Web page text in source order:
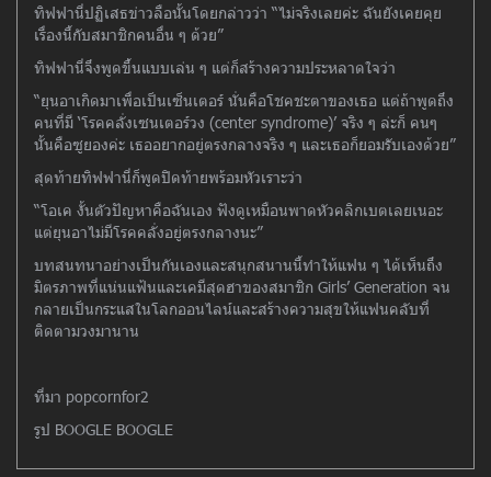
ทิฟฟานี่ปฏิเสธข่าวลือนั้นโดยกล่าวว่า “ไม่จริงเลยค่ะ ฉันยังเคยคุย
เรื่องนี้กับสมาชิกคนอื่น ๆ ด้วย”
ทิฟฟานี่จึงพูดขึ้นแบบเล่น ๆ แต่ก็สร้างความประหลาดใจว่า
“ยุนอาเกิดมาเพื่อเป็นเซ็นเตอร์ นั่นคือโชคชะตาของเธอ แต่ถ้าพูดถึง
คนที่มี ‘โรคคลั่งเซนเตอร์วง (center syndrome)’ จริง ๆ ล่ะก็ คนๆ
นั้นคือซูยองค่ะ เธออยากอยู่ตรงกลางจริง ๆ และเธอก็ยอมรับเองด้วย”
สุดท้ายทิฟฟานี่ก็พูดปิดท้ายพร้อมหัวเราะว่า
“โอเค งั้นตัวปัญหาคือฉันเอง ฟังดูเหมือนพาดหัวคลิกเบตเลยเนอะ
แต่ยุนอาไม่มีโรคคลั่งอยู่ตรงกลางนะ”
บทสนทนาอย่างเป็นกันเองและสนุกสนานนี้ทำให้แฟน ๆ ได้เห็นถึง
มิตรภาพที่แน่นแฟ้นและเคมีสุดฮาของสมาชิก Girls’ Generation จน
กลายเป็นกระแสในโลกออนไลน์และสร้างความสุขให้แฟนคลับที่
ติดตามวงมานาน
ที่มา popcornfor2
รูป BOOGLE BOOGLE